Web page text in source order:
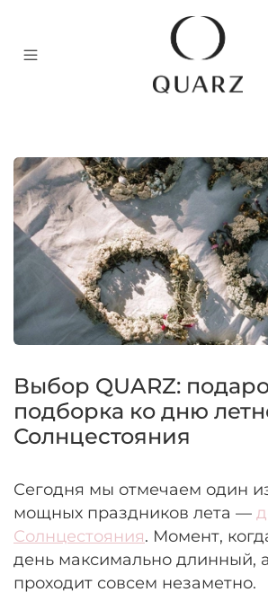
Выбор QUARZ:
подборка ко дню
Солнцестояния
Сегодня мы отмечаем один
мощных праздников лета —
Солнцестояния. Момент,
день максимально длинный,
проходит совсем незаметно.